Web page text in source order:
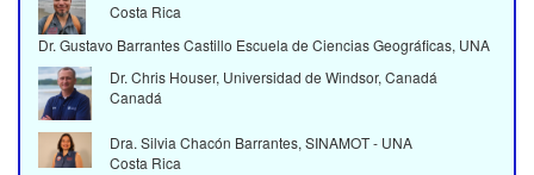
Dr. Gustavo Barrantes Castillo Escuela de Ciencias Geográficas, UNA
Costa Rica
Dr. Chris Houser, Universidad de Windsor, Canadá
Canadá
Dra. Silvia Chacón Barrantes, SINAMOT - UNA
Costa Rica